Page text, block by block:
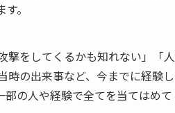
。
撃をしてくるかも知れない」「
の出来事など、今までに経験
の人や経験で全てを当てはめて